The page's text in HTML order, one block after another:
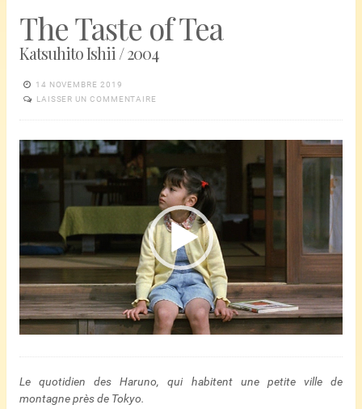
The Taste of Tea
Katsuhito Ishii / 2004
14 NOVEMBRE 2019
LAISSER UN COMMENTAIRE
Lecteur
Le quotidien des Haruno, qui habitent une petite ville de
montagne près de Tokyo.